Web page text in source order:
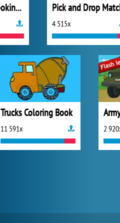
Candy Shop Cooking And Cleaning Pick and Drop
4 515x
Trucks Coloring Book
11 591x 2